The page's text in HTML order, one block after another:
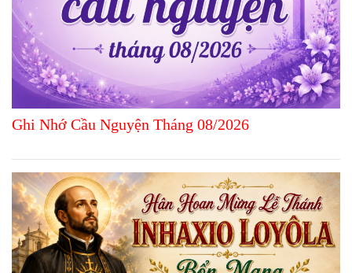
Ghi Nhớ Cầu Nguyện Tháng 08/2026